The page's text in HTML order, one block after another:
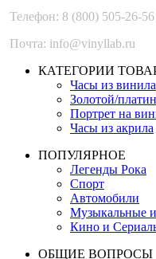
Телефон: 8 (800) 505-26-56
Почта: info@vinyllab.ru
КАТЕГОРИИ
Часы из винила
Золотой/
Портрет на
Часы из акрила
ПОПУЛЯРНОЕ
Легенды Рока
Спорт
Автомобили
Музыкальные
Кино и
ОБЩИЕ ВОПРОСЫ